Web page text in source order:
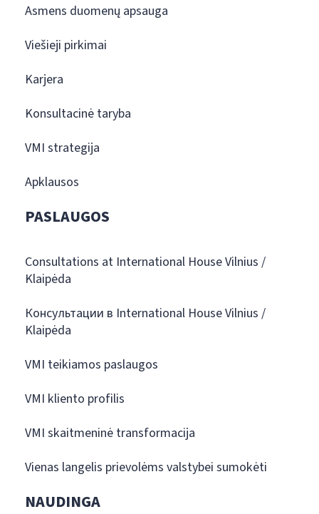
Asmens duomenų apsauga
Viešieji pirkimai
Karjera
Konsultacinė taryba
VMI strategija
Apklausos
PASLAUGOS
Consultations at International House Vilnius /
Klaipėda
Консультации в International House Vilnius /
Klaipėda
VMI teikiamos paslaugos
VMI kliento profilis
VMI skaitmeninė transformacija
Vienas langelis prievolėms valstybei sumokėti
NAUDINGA